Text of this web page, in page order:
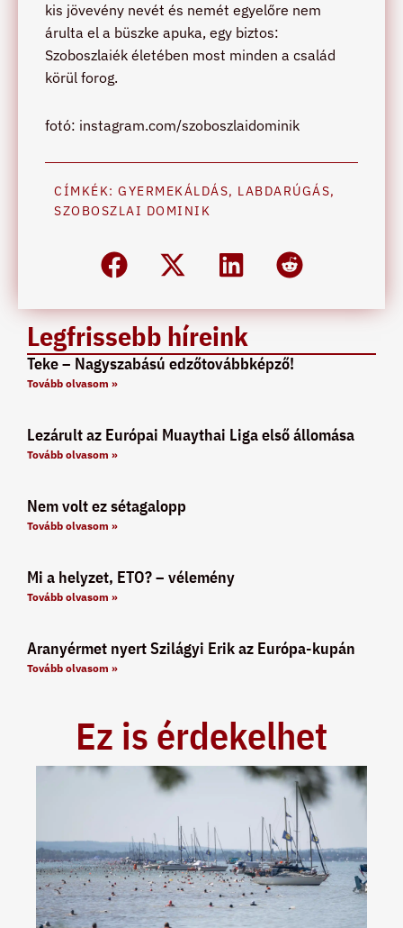
Legfrissebb híreink
Teke – Nagyszabású edzőtovábbképző!
Tovább olvasom »
Lezárult az Európai Muaythai Liga első állomása
Tovább olvasom »
Nem volt ez sétagalopp
Tovább olvasom »
Mi a helyzet, ETO? – vélemény
Tovább olvasom »
Aranyérmet nyert Szilágyi Erik az Európa-kupán
Tovább olvasom »
kis jövevény nevét és nemét egyelőre nem
árulta el a büszke apuka, egy biztos:
Szoboszlaiék életében most minden a család
körül forog.
fotó: instagram.com/szoboszlaidominik
CÍMKÉK: GYERMEKÁLDÁS, LABDARÚGÁS,
SZOBOSZLAI DOMINIK
Ez is érdekelhet